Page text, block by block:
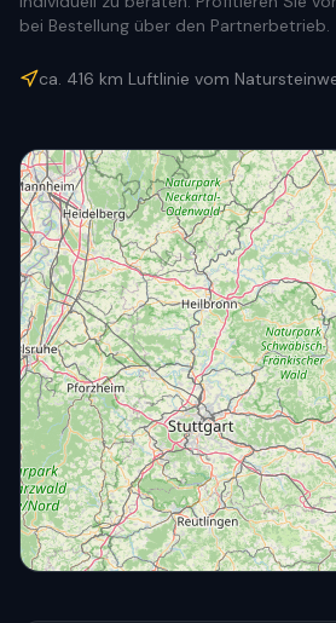
bei Bestellung über den Partnerbetrieb.
ca. 416 km Luftlinie vom